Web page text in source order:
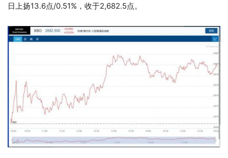
日上扬13.6点/0.51%，收于2,682.5点。